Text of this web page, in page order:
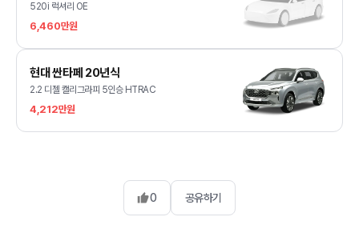
520i 럭셔리 OE
6,460만원
현대 싼타페 20년식
2.2 디젤 캘리그라피 5인승 HTRAC
4,212만원
0 공유하기